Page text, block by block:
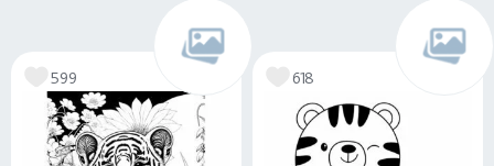
599 618